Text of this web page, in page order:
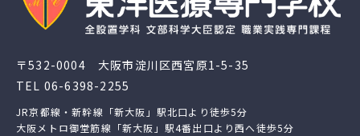
〒532-0004 大阪市淀川区西宮原1-5-35
TEL 06-6398-2255
JR京都線・新幹線「新大阪」駅北口より徒歩5分
大阪メトロ御堂筋線「新大阪」駅4番出口より西へ徒歩5分